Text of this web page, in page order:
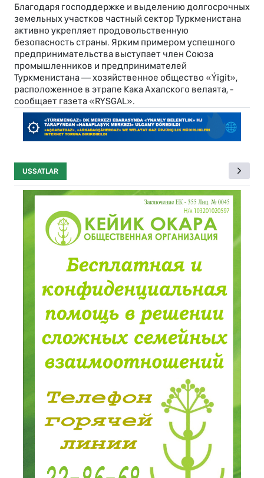
Благодаря господдержке и выделению долгосрочных
земельных участков частный сектор Туркменистана
активно укрепляет продовольственную
безопасность страны. Ярким примером успешного
предпринимательства выступает член Союза
промышленников и предпринимателей
Туркменистана — хозяйственное общество «Ýigit»,
расположенное в этрапе Кака Ахалского велаята, -
сообщает газета «RYSGAL».
USSATLAR